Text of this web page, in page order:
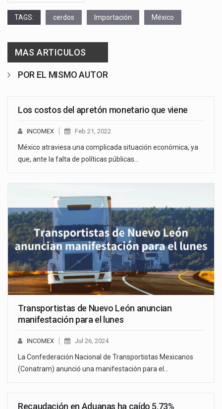
TAGS: cerdos Importación México
MAS ARTICULOS
POR EL MISMO AUTOR
Los costos del apretón monetario que viene
INCOMEX Feb 21, 2022
México atraviesa una complicada situación económica, ya
que, ante la falta de políticas públicas…
Transportistas de Nuevo León anuncian
manifestación para el lunes
INCOMEX Jul 26, 2024
La Confederación Nacional de Transportistas Mexicanos
(Conatram) anunció una manifestación para el…
Recaudación en Aduanas ha caído 5.73%